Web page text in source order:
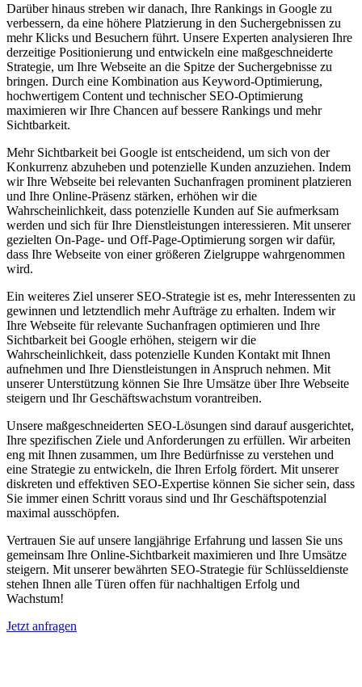
Darüber hinaus streben wir danach, Ihre Rankings in Google zu
verbessern, da eine höhere Platzierung in den Suchergebnissen zu
mehr Klicks und Besuchern führt. Unsere Experten analysieren Ihre
derzeitige Positionierung und entwickeln eine maßgeschneiderte
Strategie, um Ihre Webseite an die Spitze der Suchergebnisse zu
bringen. Durch eine Kombination aus Keyword-Optimierung,
hochwertigem Content und technischer SEO-Optimierung
maximieren wir Ihre Chancen auf bessere Rankings und mehr
Sichtbarkeit.
Mehr Sichtbarkeit bei Google ist entscheidend, um sich von der
Konkurrenz abzuheben und potenzielle Kunden anzuziehen. Indem
wir Ihre Webseite bei relevanten Suchanfragen prominent platzieren
und Ihre Online-Präsenz stärken, erhöhen wir die
Wahrscheinlichkeit, dass potenzielle Kunden auf Sie aufmerksam
werden und sich für Ihre Dienstleistungen interessieren. Mit unserer
gezielten On-Page- und Off-Page-Optimierung sorgen wir dafür,
dass Ihre Webseite von einer größeren Zielgruppe wahrgenommen
wird.
Ein weiteres Ziel unserer SEO-Strategie ist es, mehr Interessenten zu
gewinnen und letztendlich mehr Aufträge zu erhalten. Indem wir
Ihre Webseite für relevante Suchanfragen optimieren und Ihre
Sichtbarkeit bei Google erhöhen, steigern wir die
Wahrscheinlichkeit, dass potenzielle Kunden Kontakt mit Ihnen
aufnehmen und Ihre Dienstleistungen in Anspruch nehmen. Mit
unserer Unterstützung können Sie Ihre Umsätze über Ihre Webseite
steigern und Ihr Geschäftswachstum vorantreiben.
Unsere maßgeschneiderten SEO-Lösungen sind darauf ausgerichtet,
Ihre spezifischen Ziele und Anforderungen zu erfüllen. Wir arbeiten
eng mit Ihnen zusammen, um Ihre Bedürfnisse zu verstehen und
eine Strategie zu entwickeln, die Ihren Erfolg fördert. Mit unserer
diskreten und effektiven SEO-Expertise können Sie sicher sein, dass
Sie immer einen Schritt voraus sind und Ihr Geschäftspotenzial
maximal ausschöpfen.
Vertrauen Sie auf unsere langjährige Erfahrung und lassen Sie uns
gemeinsam Ihre Online-Sichtbarkeit maximieren und Ihre Umsätze
steigern. Mit unserer bewährten SEO-Strategie für Schlüsseldienste
stehen Ihnen alle Türen offen für nachhaltigen Erfolg und
Wachstum!
Jetzt anfragen